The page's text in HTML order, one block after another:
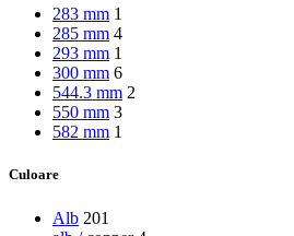
283 mm 1
285 mm 4
293 mm 1
300 mm 6
544.3 mm 2
550 mm 3
582 mm 1
Culoare
Alb 201